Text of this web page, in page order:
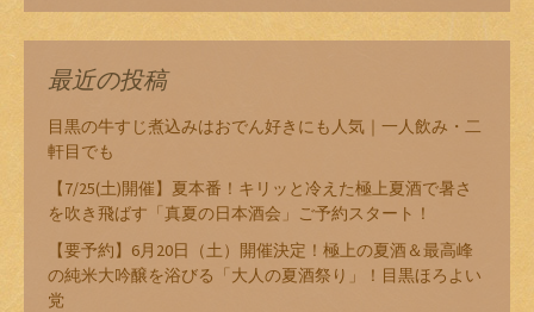
最近の投稿
目黒の牛すじ煮込みはおでん好きにも人気｜一人飲み・二
軒目でも
【7/25(土)開催】夏本番！キリッと冷えた極上夏酒で暑さ
を吹き飛ばす「真夏の日本酒会」ご予約スタート！
【要予約】6月20日（土）開催決定！極上の夏酒＆最高峰
の純米大吟醸を浴びる「大人の夏酒祭り」！目黒ほろよい
党